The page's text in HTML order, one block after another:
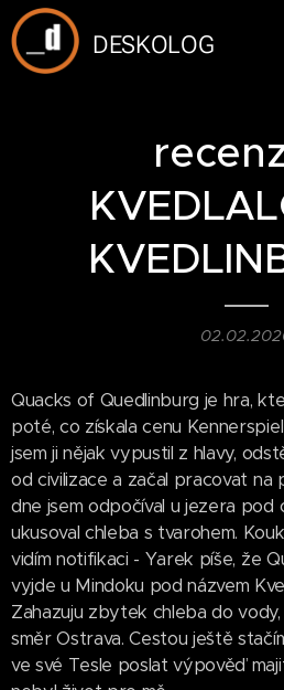
DESKOLOG
Quacks of Quedlinburg je hra,
poté, co získala cenu
jsem ji nějak vypustil z hlavy,
od civilizace a začal pracovat na
dne jsem odpočíval u jezera pod
ukusoval chleba s tvarohem.
vidím notifikaci - Yarek píše, že
vyjde u Mindoku pod názvem
Zahazuju zbytek chleba do
směr Ostrava. Cestou ještě
ve své Tesle poslat výpověď